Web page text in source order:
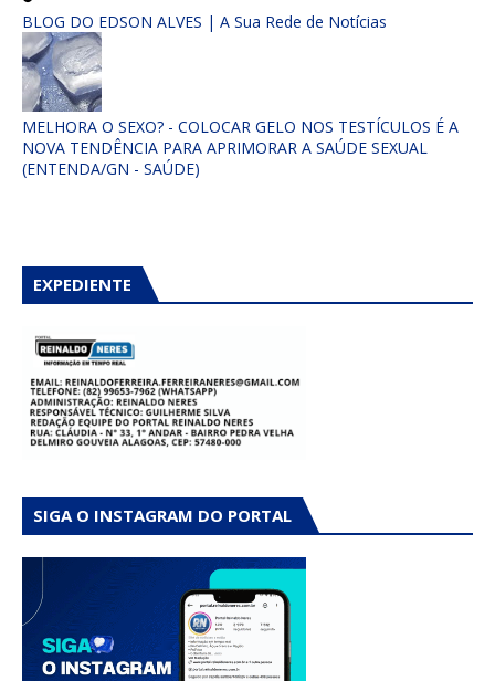
BLOG DO EDSON ALVES | A Sua Rede de Notícias
MELHORA O SEXO? - COLOCAR GELO NOS TESTÍCULOS É A
NOVA TENDÊNCIA PARA APRIMORAR A SAÚDE SEXUAL
(ENTENDA/GN - SAÚDE)
EXPEDIENTE
SIGA O INSTAGRAM DO PORTAL